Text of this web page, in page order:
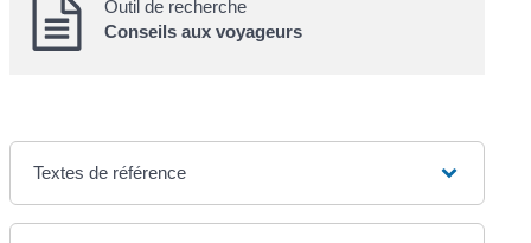
Outil de recherche
Conseils aux voyageurs
Textes de référence